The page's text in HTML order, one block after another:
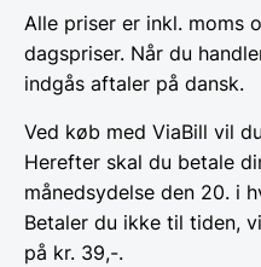
Alle priser er inkl. moms
dagspriser. Når du
indgås aftaler på dansk.
Ved køb med ViaBill vil
Herefter skal du betale
månedsydelse den 20. i
Betaler du ikke til tiden,
på kr. 39,-.